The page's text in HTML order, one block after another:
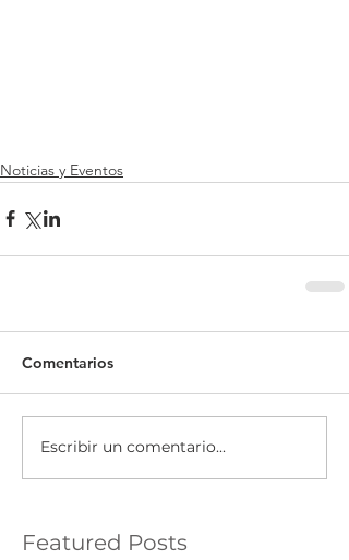
Noticias y Eventos
Comentarios
Escribir un comentario...
Featured Posts